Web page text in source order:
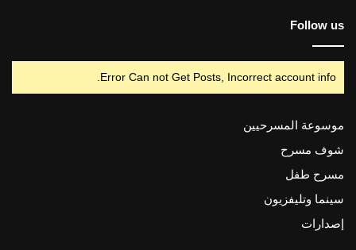
Follow us
Error Can not Get Posts, Incorrect account info.
موسوعة المسرحيين
شوف مسرح
مسرح طفل
سينما وتليفزيون
إصدارات